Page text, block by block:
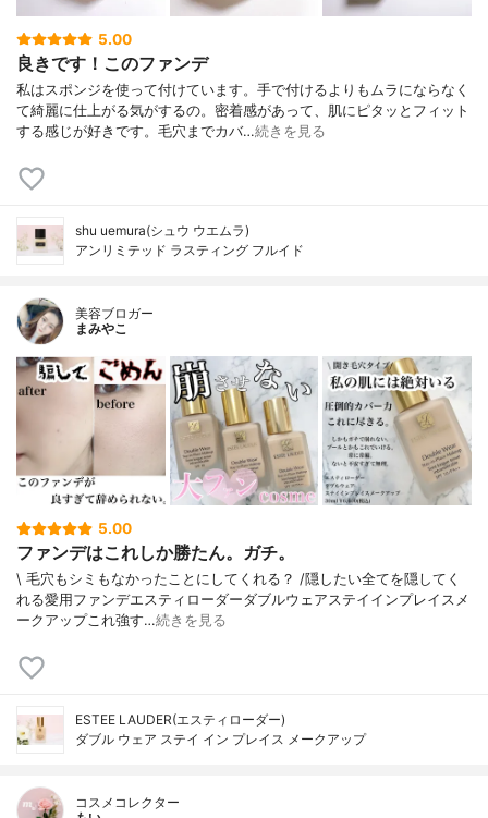
5.00
良きです！このファンデ
私はスポンジを使って付けています。手で付けるよりもムラにならなく
て綺麗に仕上がる気がするの。密着感があって、肌にピタッとフィット
する感じが好きです。毛穴までカバ…続きを見る
shu uemura(シュウ ウエムラ)
アンリミテッド ラスティング フルイド
美容ブロガー
まみやこ
5.00
ファンデはこれしか勝たん。ガチ。
\ 毛穴もシミもなかったことにしてくれる？ /⁡⁡隠したい全てを隠してく
れる愛用ファンデ⁡エスティローダーダブルウェアステイインプレイスメ
ークアップ⁡⁡これ強す…続きを見る
ESTEE LAUDER(エスティローダー)
ダブル ウェア ステイ イン プレイス メークアップ
コスメコレクター